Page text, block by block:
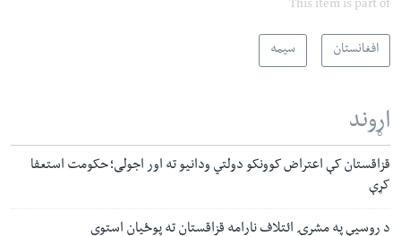
This item is part of
افغانستان سیمه
اړوند
قزاقستان کې اعتراض کوونکو دولتي ودانیو ته اور اجولی؛ حکومت استعفا
کړې
د روسیې په مشرۍ ائتلاف نارامه قزاقستان ته پوځیان استوي